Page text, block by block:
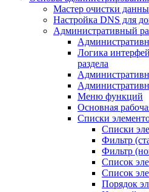
Мастер очистки
Настройка DNS для
Административный
Логика
раздела
Меню функций
Основная
Списки
Списки
Фильтр
Фильтр
Список
Список
Порядок